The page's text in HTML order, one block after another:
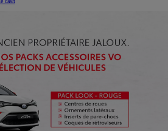
d'occasion sans obligation d'achat. Toutes marques,